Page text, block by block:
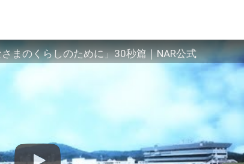
まのくらしのために」30秒篇｜NAR公式